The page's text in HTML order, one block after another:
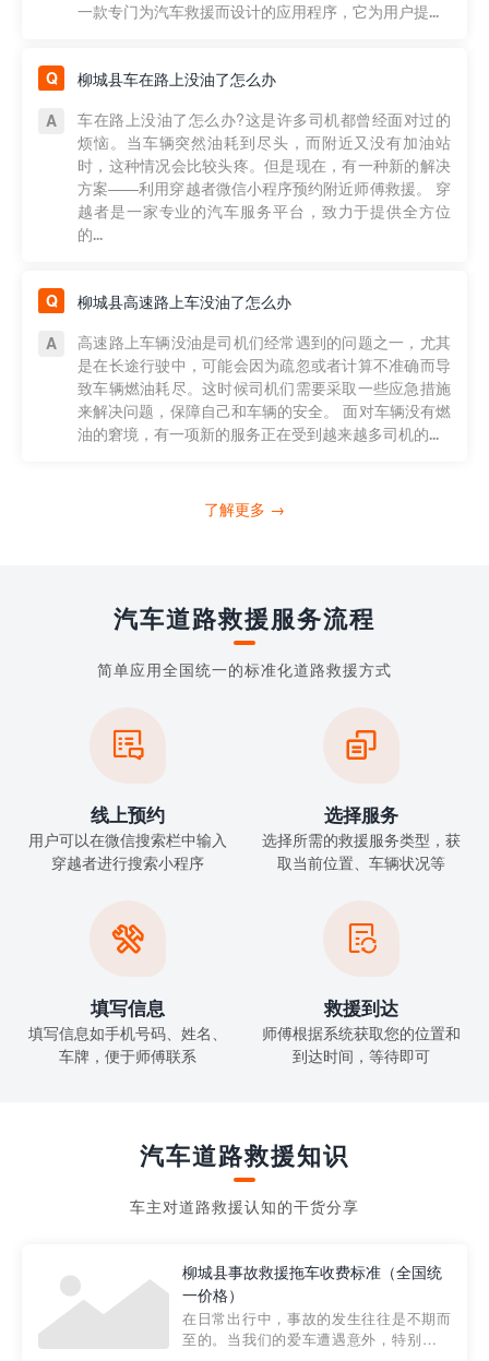
一款专门为汽车救援而设计的应用程序，它为用户提...
柳城县车在路上没油了怎么办
车在路上没油了怎么办?这是许多司机都曾经面对过的
烦恼。当车辆突然油耗到尽头，而附近又没有加油站
时，这种情况会比较头疼。但是现在，有一种新的解决
方案——利用穿越者微信小程序预约附近师傅救援。 穿
越者是一家专业的汽车服务平台，致力于提供全方位
的...
柳城县高速路上车没油了怎么办
高速路上车辆没油是司机们经常遇到的问题之一，尤其
是在长途行驶中，可能会因为疏忽或者计算不准确而导
致车辆燃油耗尽。这时候司机们需要采取一些应急措施
来解决问题，保障自己和车辆的安全。 面对车辆没有燃
油的窘境，有一项新的服务正在受到越来越多司机的...
了解更多 →
汽车道路救援服务流程
简单应用全国统一的标准化道路救援方式

线上预约
用户可以在微信搜索栏中输入
穿越者进行搜索小程序

选择服务
选择所需的救援服务类型，获
取当前位置、车辆状况等

填写信息
填写信息如手机号码、姓名、
车牌，便于师傅联系

救援到达
师傅根据系统获取您的位置和
到达时间，等待即可
汽车道路救援知识
车主对道路救援认知的干货分享
柳城县事故救援拖车收费标准（全国统
一价格）
在日常出行中，事故的发生往往是不期而
至的。当我们的爱车遭遇意外，特别是在